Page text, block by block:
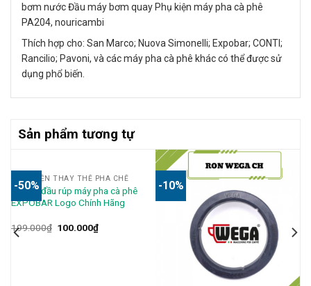
bơm nước Đầu máy bơm quay Phụ kiện máy pha cà phê
PA204, nouricambi
Thích hợp cho: San Marco; Nuova Simonelli; Expobar; CONTI;
Rancilio; Pavoni, và các máy pha cà phê khác có thể được sử
dụng phổ biến.
Sản phẩm tương tự
-50%
LINH KIỆN THAY THẾ PHA CHẾ
Ron su đầu rúp máy pha cà phê
EXPOBAR Logo Chính Hãng
199.000₫ 100.000₫
-10%